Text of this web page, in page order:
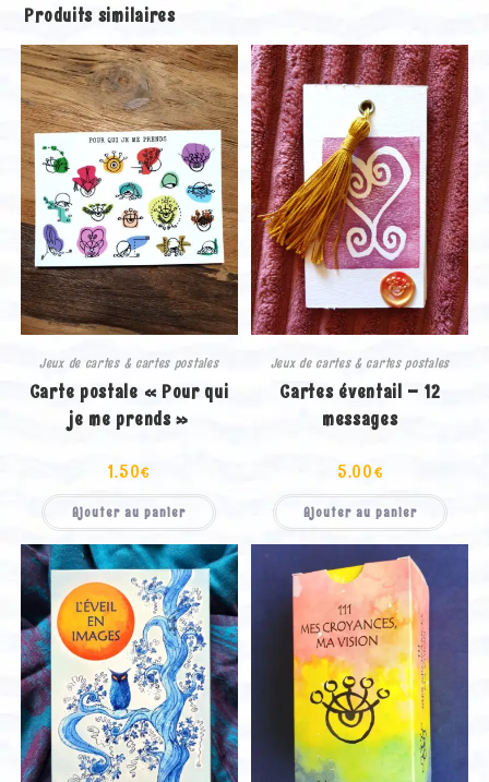
Produits similaires
Jeux de cartes & cartes postales
Carte postale « Pour qui
je me prends »
1.50€
Ajouter au panier
Jeux de cartes & cartes postales
Cartes éventail – 12
messages
5.00€
Ajouter au panier